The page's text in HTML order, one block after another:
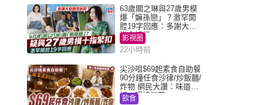
63歲關之琳與27歲男模
爆「嫲孫戀」？激罕開
腔19字回應：多謝大家
掛念近況
影視圈
22小時前
尖沙咀$69起素食自助餐
90分鐘任食沙律/炒飯麵/
炸物 網民大讚：味道
好，環境闊落
飲食